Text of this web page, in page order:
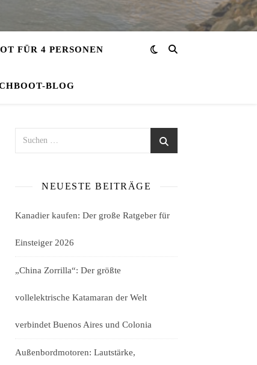
FÜR 4 PERSONEN
BLOG
NEUESTE BEITRÄGE
Kanadier kaufen: Der große Ratgeber für
Einsteiger 2026
„China Zorrilla“: Der größte
vollelektrische Katamaran der Welt
verbindet Buenos Aires und Colonia
Außenbordmotoren: Lautstärke,